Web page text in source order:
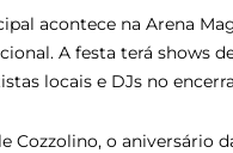
acontece na Arena
A festa terá shows
locais e DJs no
Cozzolino, o aniversário